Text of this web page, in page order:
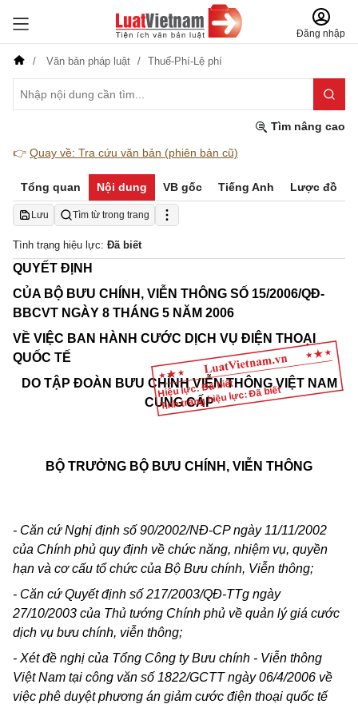
Đăng nhập
Văn bản pháp luật Thuế-Phí-Lệ phí
Tìm nâng cao
👉 Quay về: Tra cứu văn bản (phiên bản cũ)
Tổng quan Nội dung VB gốc Tiếng Anh Lược đồ
Lưu Tìm từ trong trang
Tình trạng hiệu lực: Đã biết
Hiệu lực: Đã biết
Tình trạng hiệu lực: Đã biết
QUYẾT ĐỊNH
CỦA BỘ BƯU CHÍNH, VIỄN THÔNG SỐ 15/2006/QĐ-
BBCVT NGÀY 8 THÁNG 5 NĂM 2006
VỀ VIỆC BAN HÀNH CƯỚC DỊCH VỤ ĐIỆN THOẠI
QUỐC TẾ
DO TẬP ĐOÀN BƯU CHÍNH VIỄN THÔNG VIỆT NAM
CUNG CẤP
BỘ TRƯỞNG BỘ BƯU CHÍNH, VIỄN THÔNG
- Căn cứ Nghị định số 90/2002/NĐ-CP ngày 11/11/2002
của Chính phủ quy định về chức năng, nhiệm vụ, quyền
hạn và cơ cấu tổ chức của Bộ Bưu chính, Viễn thông;
- Căn cứ Quyết định số 217/2003/QĐ-TTg ngày
27/10/2003 của Thủ tướng Chính phủ về quản lý giá cước
dịch vụ bưu chính, viễn thông;
- Xét đề nghị của Tổng Công ty Bưu chính - Viễn thông
Việt Nam tại công văn số 1822/GCTT ngày 06/4/2006 về
việc phê duyệt phương án giảm cước điện thoại quốc tế